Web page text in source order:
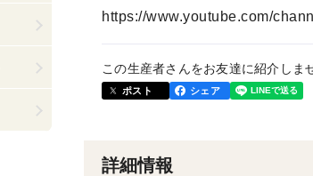
https://www.youtube.com/
この生産者さんをお友達に紹介しま
ポスト シェア
詳細情報